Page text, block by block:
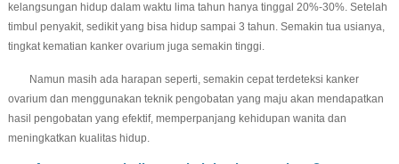
kelangsungan hidup dalam waktu lima tahun hanya tinggal 20%-30%. Setelah
timbul penyakit, sedikit yang bisa hidup sampai 3 tahun. Semakin tua usianya,
tingkat kematian kanker ovarium juga semakin tinggi.
Namun masih ada harapan seperti, semakin cepat terdeteksi kanker
ovarium dan menggunakan teknik pengobatan yang maju akan mendapatkan
hasil pengobatan yang efektif, memperpanjang kehidupan wanita dan
meningkatkan kualitas hidup.